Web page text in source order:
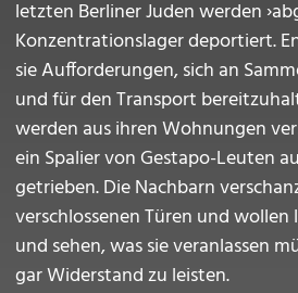
letzten Berliner Juden werden
Konzentrationslager deportiert.
sie Aufforderungen, sich an
und für den Transport
werden aus ihren Wohnungen
ein Spalier von Gestapo-Leuten
getrieben. Die Nachbarn
verschlossenen Türen und
und sehen, was sie veranlassen
gar Widerstand zu leisten.